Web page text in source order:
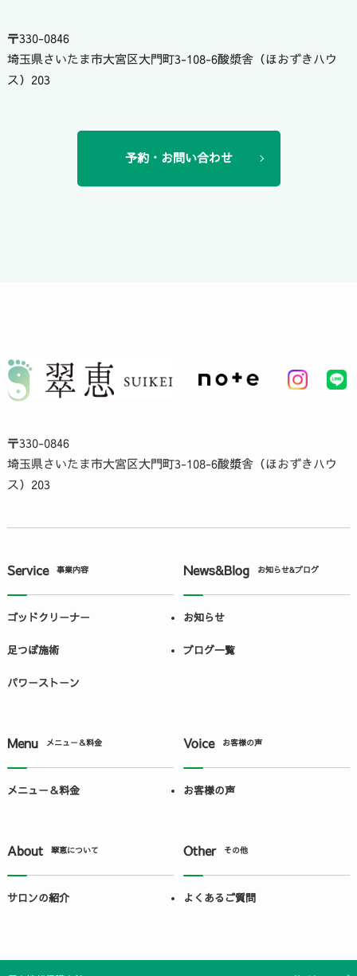
〒330-0846
埼玉県さいたま市大宮区大門町3-108-6酸漿舎（ほおずきハウ
ス）203
予約・お問い合わせ
〒330-0846
埼玉県さいたま市大宮区大門町3-108-6酸漿舎（ほおずきハウ
ス）203
Service 事業内容
ゴッドクリーナー
足つぼ施術
パワーストーン
News&Blog お知らせ&ブログ
お知らせ
ブログ一覧
Menu メニュー＆料金
メニュー＆料金
Voice お客様の声
お客様の声
About 翠恵について
サロンの紹介
Other その他
よくあるご質問